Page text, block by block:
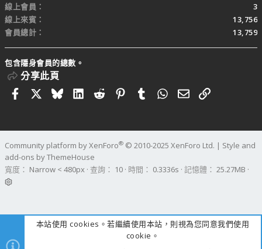
線上會員
3
線上來賓
13,756
會員總計
13,759
包含隱身會員的總數。
分享此頁
FacebookBlueskyLinkedIn
RedditPinterestTumblrWhatsApp
電子郵件
連結
Community platform by XenForo® © 2010-2025 XenForo Ltd. | Style and
add-ons by ThemeHouse
寬度
查詢 10 時間 0.3336s 記憶體 25.27MB
本站使用 cookies。若繼續使用本站，則視為您同意我們使用
cookie。